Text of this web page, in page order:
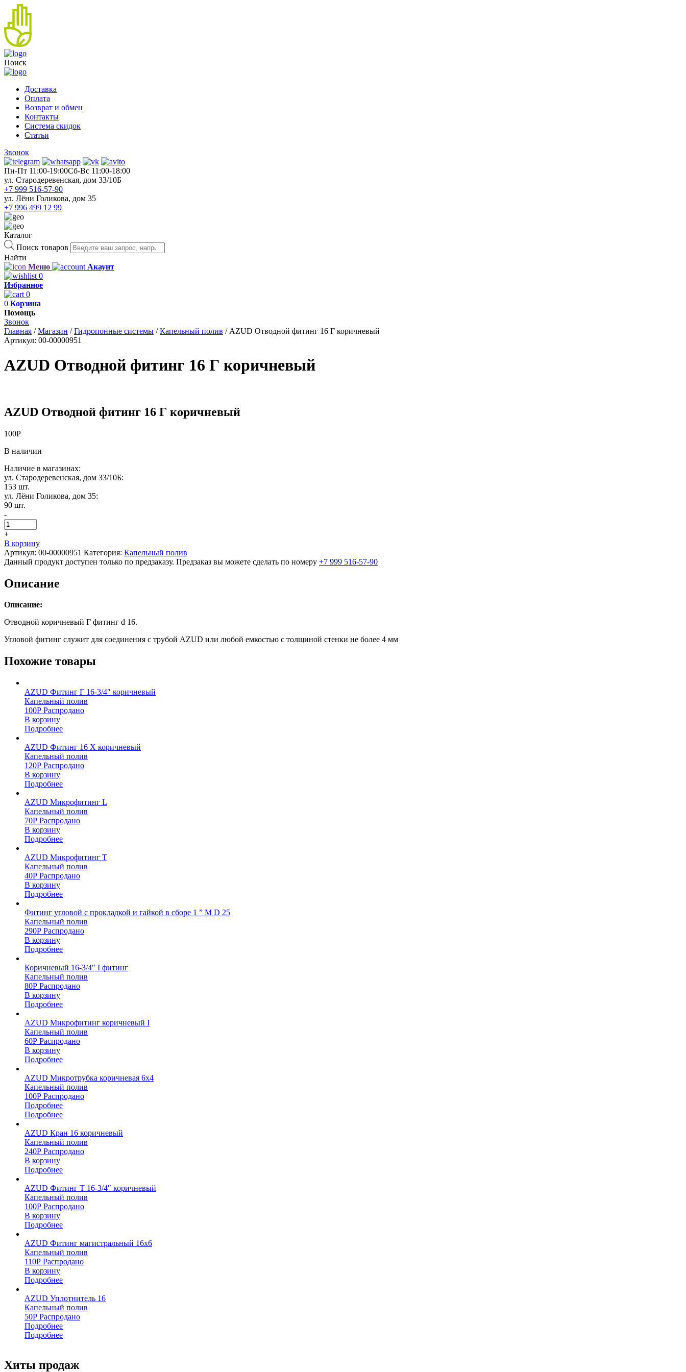
Поиск
Доставка
Оплата
Возврат и обмен
Контакты
Система скидок
Статьи
Звонок
Пн-Пт 11:00-19:00Cб-Вс 11:00-18:00
ул. Стародеревенская, дом 33/10Б
+7 999 516-57-90
ул. Лёни Голикова, дом 35
+7 996 499 12 99
Каталог
Поиск товаров
Найти
Меню
Акаунт
0
Избранное
0
0 Корзина
Помощь
Звонок
Главная /Магазин /Гидропонные системы /Капельный полив / AZUD Отводной фитинг 16 Г коричневый
Артикул: 00-00000951
AZUD Отводной фитинг 16 Г коричневый
AZUD Отводной фитинг 16 Г коричневый
100Р
В наличии
Наличие в магазинах:
ул. Стародеревенская, дом 33/10Б:
153 шт.
ул. Лёни Голикова, дом 35:
90 шт.
-
+
В корзину
Артикул: 00-00000951 Категория: Капельный полив
Данный продукт доступен только по предзаказу. Предзаказ вы можете сделать по номеру +7 999 516-57-90
Описание
Описание:
Отводной коричневый Г фитинг d 16.
Угловой фитинг служит для соединения с трубой AZUD или любой емкостью с толщиной стенки не более 4 мм
Похожие товары
AZUD Фитинг Г 16-3/4″ коричневый
Капельный полив
100Р Распродано
В корзину
Подробнее
AZUD Фитинг 16 Х коричневый
Капельный полив
120Р Распродано
В корзину
Подробнее
AZUD Микрофитинг L
Капельный полив
70Р Распродано
В корзину
Подробнее
AZUD Микрофитинг Т
Капельный полив
40Р Распродано
В корзину
Подробнее
Фитинг угловой с прокладкой и гайкой в сборе 1 ” М D 25
Капельный полив
290Р Распродано
В корзину
Подробнее
Коричневый 16-3/4″ I фитинг
Капельный полив
80Р Распродано
В корзину
Подробнее
AZUD Микрофитинг коричневый I
Капельный полив
60Р Распродано
В корзину
Подробнее
AZUD Микротрубка коричневая 6х4
Капельный полив
100Р Распродано
Подробнее
Подробнее
AZUD Кран 16 коричневый
Капельный полив
240Р Распродано
В корзину
Подробнее
AZUD Фитинг Т 16-3/4″ коричневый
Капельный полив
100Р Распродано
В корзину
Подробнее
AZUD Фитинг магистральный 16х6
Капельный полив
110Р Распродано
В корзину
Подробнее
AZUD Уплотнитель 16
Капельный полив
50Р Распродано
Подробнее
Подробнее
Хиты продаж